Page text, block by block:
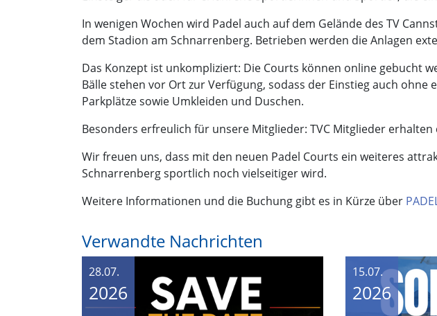
In wenigen Wochen wird Padel auch auf dem Gelände des TV
dem Stadion am Schnarrenberg. Betrieben werden die Anlagen
Das Konzept ist unkompliziert: Die Courts können online gebucht
Bälle stehen vor Ort zur Verfügung, sodass der Einstieg auch
Parkplätze sowie Umkleiden und Duschen.
Besonders erfreulich für unsere Mitglieder: TVC Mitglieder
Wir freuen uns, dass mit den neuen Padel Courts ein weiteres
Schnarrenberg sportlich noch vielseitiger wird.
Weitere Informationen und die Buchung gibt es in Kürze über
Verwandte Nachrichten
28.07.
2026
15.07.
2026